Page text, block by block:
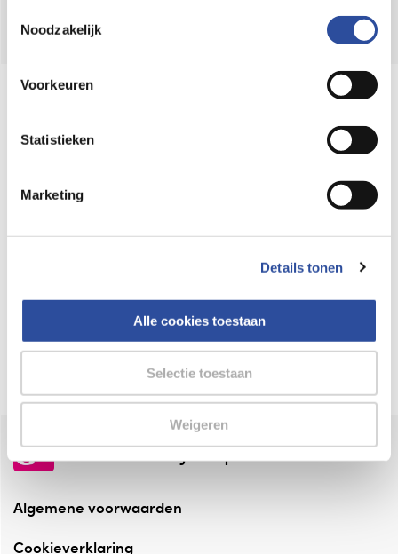
en de bewaartermijnen per categorie. Je kunt je keuze op
gegevensverwerking staat in de
Privacyverklaring
Noodzakelijk
Voorkeuren
Statistieken
Marketing
Details tonen
Alle cookies toestaan
Selectie toestaan
Weigeren
Online aanbieder medicijnen
webshop mag verkopen.
⁠Verantwoorde zorg, ⁠ook online.
Altijd onze folder bij de hand
Check onze folders ⁠bij AlleFolders.
de vriendelijke specialist
Algemene voorwaarden
Cookieverklaring